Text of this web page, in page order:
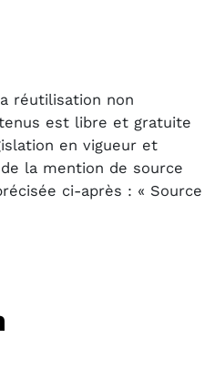
réutilisation non
est libre et gratuite
en vigueur et
la mention de source
ci-après : « Source